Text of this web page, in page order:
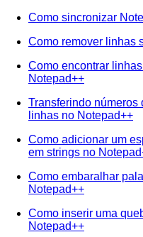
Como sincronizar
Como remover linhas
Como encontrar
Notepad++
Transferindo números
linhas no Notepad++
Como adicionar um
em strings no
Como embaralhar
Notepad++
Como inserir uma
Notepad++